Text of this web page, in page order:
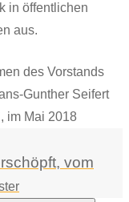
in öffentlichen
aus.
des Vorstands
Gunther Seifert
im Mai 2018
vom